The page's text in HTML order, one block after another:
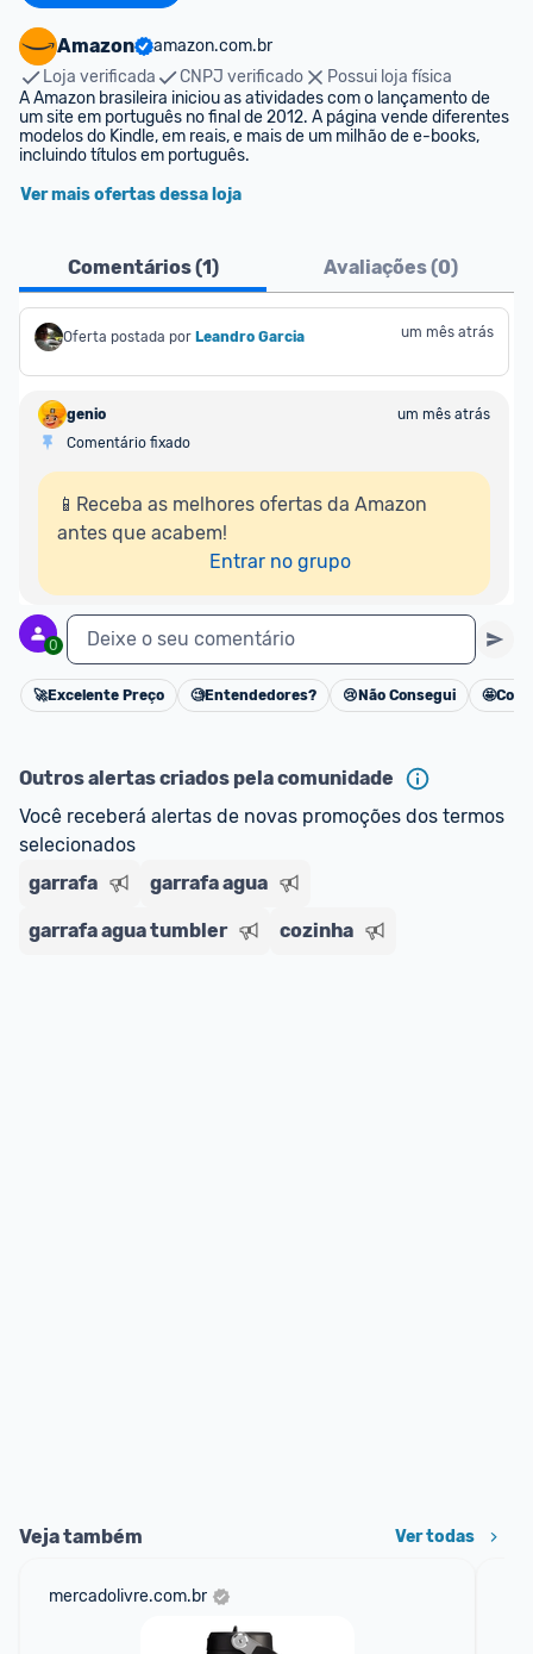
Amazon
amazon.com.br
Loja verificada
CNPJ verificado
Possui loja física
A Amazon brasileira iniciou as atividades com o lançamento de
um site em português no final de 2012. A página vende diferentes
modelos do Kindle, em reais, e mais de um milhão de e-books,
incluindo títulos em português.
Ver mais ofertas dessa loja
Comentários (1) Avaliações (0)
Oferta postada por Leandro Garcia um mês atrás
genio
um mês atrás
Comentário fixado
📱Receba as melhores ofertas da Amazon
antes que acabem!
Entrar no grupo
0 Deixe o seu comentário
Cancelar
🚀Excelente Preço 🧐Entendedores? 😢 Não Consegui 🤩
Outros alertas criados pela comunidade
Você receberá alertas de novas promoções dos termos
selecionados
garrafa
garrafa agua
garrafa agua tumbler cozinha
Veja também Ver todas
mercadolivre.com.br